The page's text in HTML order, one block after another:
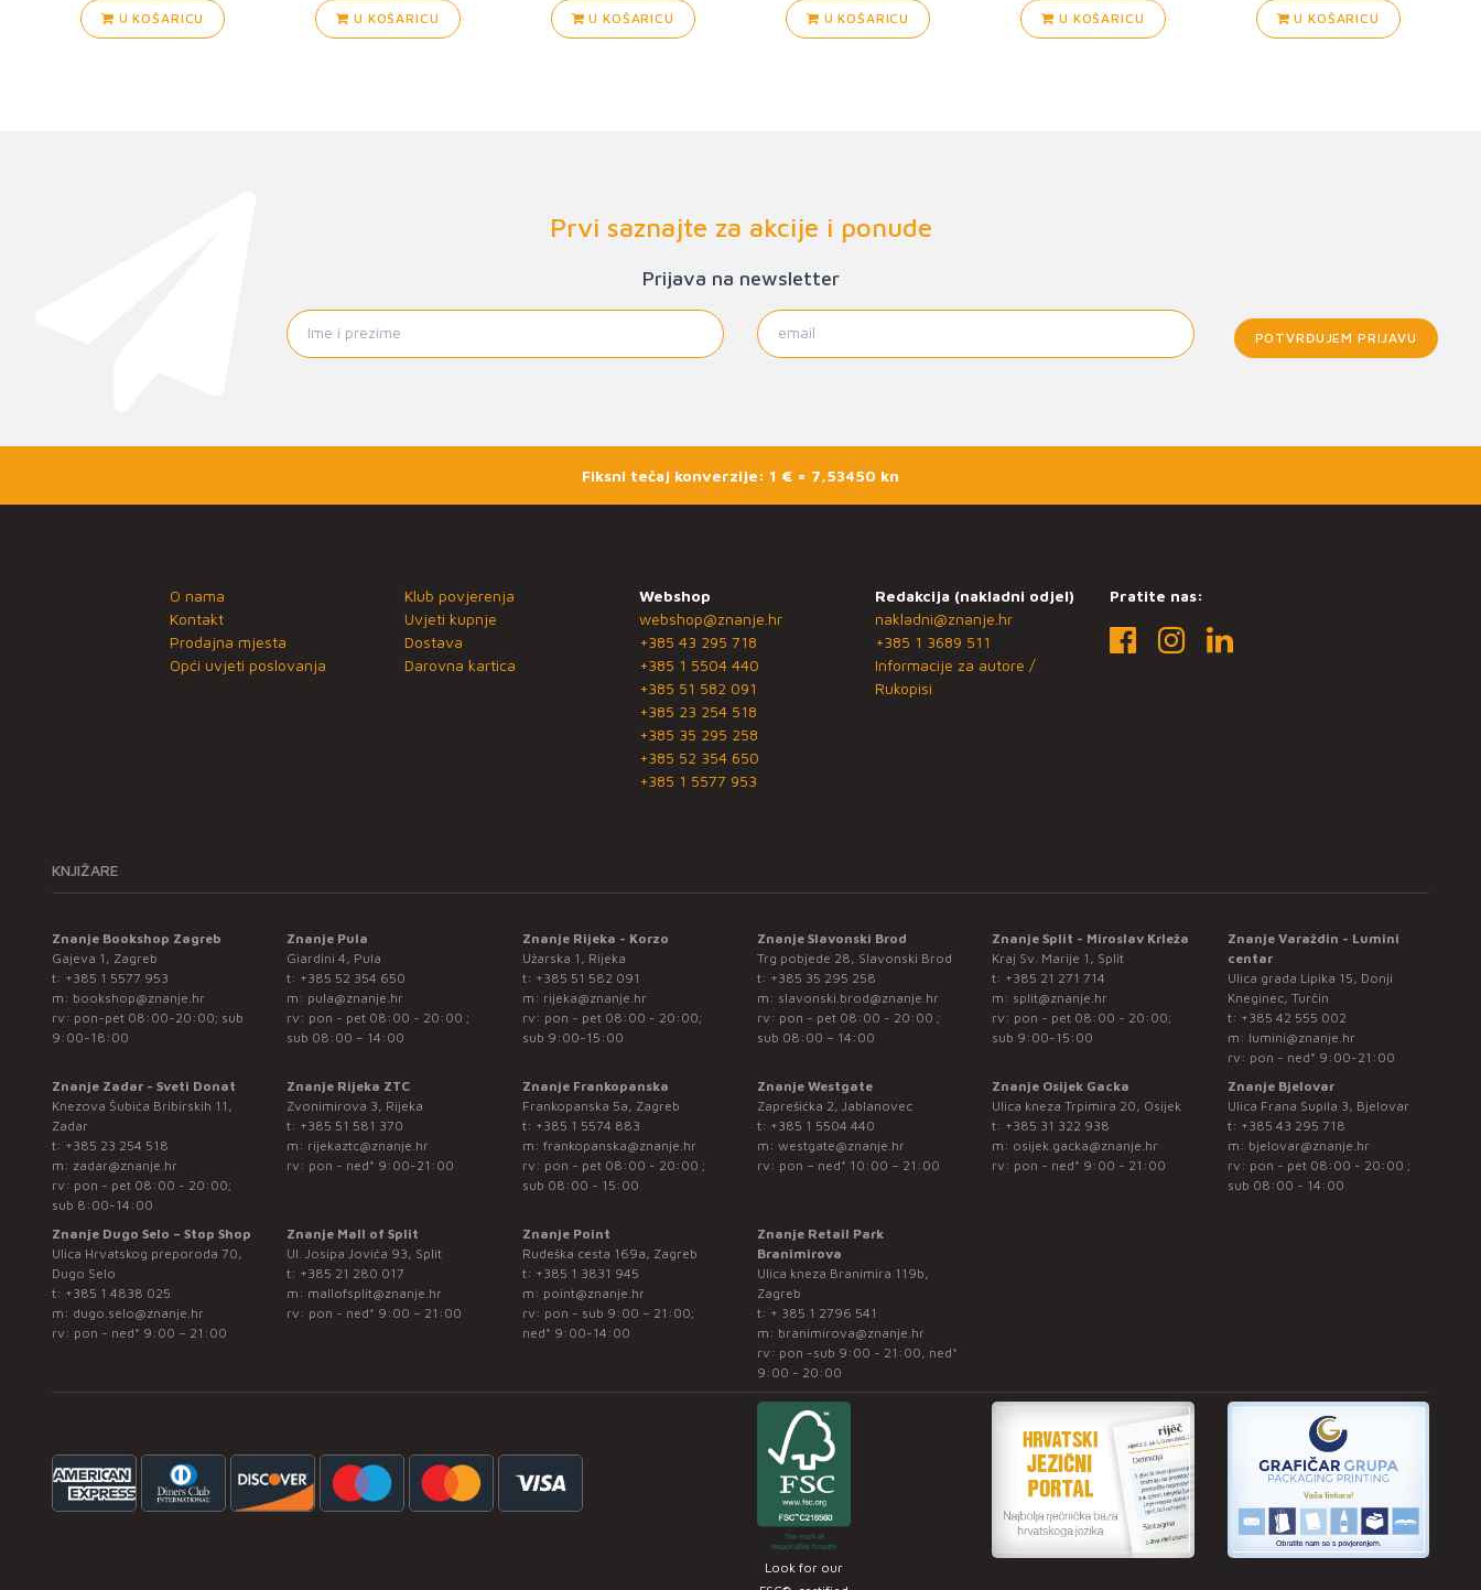
U KOŠARICU U KOŠARICU U KOŠARICU U KOŠARICU U KOŠARICU U KOŠARICU
Prvi saznajte za akcije i ponude
Prijava na newsletter
POTVRĐUJEM PRIJAVU
Fiksni tečaj konverzije: 1 € = 7,53450 kn
O nama
Kontakt
Prodajna mjesta
Opći uvjeti poslovanja
Klub povjerenja
Uvjeti kupnje
Dostava
Darovna kartica
Webshop
webshop@znanje.hr
+385 43 295 718
+385 1 5504 440
+385 51 582 091
+385 23 254 518
+385 35 295 258
+385 52 354 650
+385 1 5577 953
Redakcija (nakladni odjel)
nakladni@znanje.hr
+385 1 3689 511
Informacije za autore /
Rukopisi
Pratite nas:
KNJIŽARE
Znanje Bookshop Zagreb
Gajeva 1, Zagreb
t: +385 1 5577 953
m: bookshop@znanje.hr
rv: pon-pet 08:00-20:00; sub
9:00-18:00
Znanje Pula
Giardini 4, Pula
t: +385 52 354 650
m: pula@znanje.hr
rv: pon - pet 08:00 - 20:00 ;
sub 08:00 – 14:00
Znanje Rijeka - Korzo
Užarska 1, Rijeka
t: +385 51 582 091
m: rijeka@znanje.hr
rv: pon - pet 08:00 - 20:00;
sub 9:00-15:00
Znanje Slavonski Brod
Trg pobjede 28, Slavonski Brod
t: +385 35 295 258
m: slavonski.brod@znanje.hr
rv: pon - pet 08:00 - 20:00 ;
sub 08:00 – 14:00
Znanje Split - Miroslav Krleža
Kraj Sv. Marije 1, Split
t: +385 21 271 714
m: split@znanje.hr
rv: pon - pet 08:00 - 20:00;
sub 9:00-15:00
Znanje Varaždin - Lumini
centar
Ulica grada Lipika 15, Donji
Kneginec, Turčin
t: +385 42 555 002
m: lumini@znanje.hr
rv: pon - ned* 9:00-21:00
Znanje Zadar - Sveti Donat
Knezova Šubića Bribirskih 11,
Zadar
t: +385 23 254 518
m: zadar@znanje.hr
rv: pon - pet 08:00 - 20:00;
sub 8:00-14:00
Znanje Rijeka ZTC
Zvonimirova 3, Rijeka
t: +385 51 581 370
m: rijekaztc@znanje.hr
rv: pon - ned* 9:00-21:00
Znanje Frankopanska
Frankopanska 5a, Zagreb
t: +385 1 5574 883
m: frankopanska@znanje.hr
rv: pon - pet 08:00 - 20:00 ;
sub 08:00 - 15:00
Znanje Westgate
Zaprešićka 2, Jablanovec
t: +385 1 5504 440
m: westgate@znanje.hr
rv: pon – ned* 10:00 – 21:00
Znanje Osijek Gacka
Ulica kneza Trpimira 20, Osijek
t: +385 31 322 938
m: osijek.gacka@znanje.hr
rv: pon - ned* 9:00 - 21:00
Znanje Bjelovar
Ulica Frana Supila 3, Bjelovar
t: +385 43 295 718
m: bjelovar@znanje.hr
rv: pon - pet 08:00 - 20:00 ;
sub 08:00 - 14:00
Znanje Dugo Selo – Stop Shop
Ulica Hrvatskog preporoda 70,
Dugo Selo
t: +385 1 4838 025
m: dugo.selo@znanje.hr
rv: pon - ned* 9:00 – 21:00
Znanje Mall of Split
Ul. Josipa Jovića 93, Split
t: +385 21 280 017
m: mallofsplit@znanje.hr
rv: pon - ned* 9:00 – 21:00
Znanje Point
Rudeška cesta 169a, Zagreb
t: +385 1 3831 945
m: point@znanje.hr
rv: pon - sub 9:00 – 21:00;
ned* 9:00-14:00
Znanje Retail Park
Branimirova
Ulica kneza Branimira 119b,
Zagreb
t: + 385 1 2796 541
m: branimirova@znanje.hr
rv: pon -sub 9:00 - 21:00, ned*
9:00 - 20:00
Look for our